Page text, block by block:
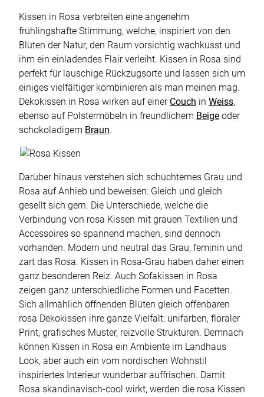
Kissen in Rosa verbreiten eine angenehm
frühlingshafte Stimmung, welche, inspiriert von den
Blüten der Natur, den Raum vorsichtig wachküsst und
ihm ein einladendes Flair verleiht. Kissen in Rosa sind
perfekt für lauschige Rückzugsorte und lassen sich um
einiges vielfältiger kombinieren als man meinen mag.
Dekokissen in Rosa wirken auf einer Couch in Weiss,
ebenso auf Polstermöbeln in freundlichem Beige oder
schokoladigem Braun.
Darüber hinaus verstehen sich schüchternes Grau und
Rosa auf Anhieb und beweisen: Gleich und gleich
gesellt sich gern. Die Unterschiede, welche die
Verbindung von rosa Kissen mit grauen Textilien und
Accessoires so spannend machen, sind dennoch
vorhanden. Modern und neutral das Grau, feminin und
zart das Rosa. Kissen in Rosa-Grau haben daher einen
ganz besonderen Reiz. Auch Sofakissen in Rosa
zeigen ganz unterschiedliche Formen und Facetten.
Sich allmählich öffnenden Blüten gleich offenbaren
rosa Dekokissen ihre ganze Vielfalt: unifarben, floraler
Print, grafisches Muster, reizvolle Strukturen. Demnach
können Kissen in Rosa ein Ambiente im Landhaus
Look, aber auch ein vom nordischen Wohnstil
inspiriertes Interieur wunderbar auffrischen. Damit
Rosa skandinavisch-cool wirkt, werden die rosa Kissen